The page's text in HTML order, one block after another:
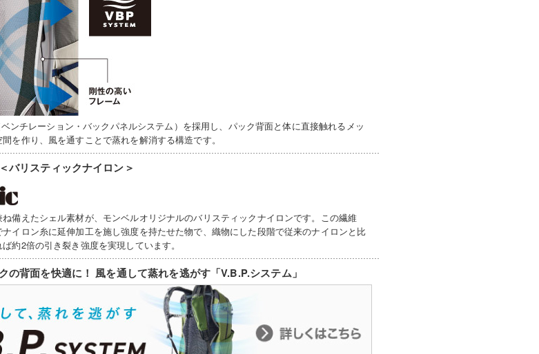
ンチレーション・バックパネルシステム）を採用し、パック背面と体に直接触れるメッ
を作り、風を通すことで蒸れを解消する構造です。
バリスティックナイロン＞
備えたシェル素材が、モンベルオリジナルのバリスティックナイロンです。この繊維
イロン糸に延伸加工を施し強度を持たせた物で、織物にした段階で従来のナイロンと比
約2倍の引き裂き強度を実現しています。
の背面を快適に！ 風を通して蒸れを逃がす「V.B.P.システム」